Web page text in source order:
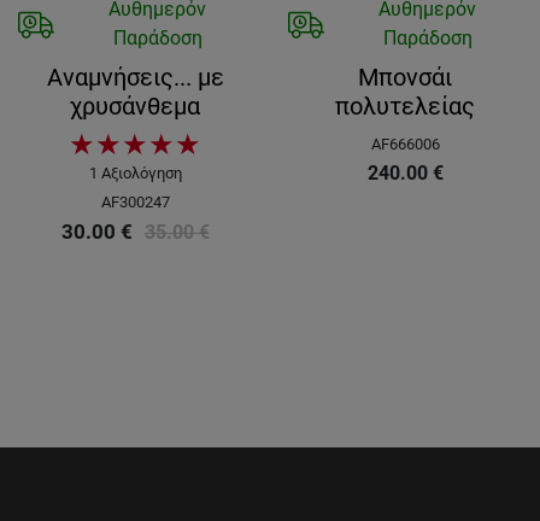
Αυθημερόν
Παράδοση
Αναμνήσεις... με
χρυσάνθεμα
★★★★★
1 Αξιολόγηση
AF300247
30.00 € 35.00 €
Αυθημερόν
Παράδοση
Μπονσάι
πολυτελείας
AF666006
240.00 €